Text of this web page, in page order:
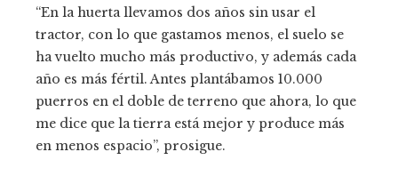
“En la huerta llevamos dos años sin usar el
tractor, con lo que gastamos menos, el suelo se
ha vuelto mucho más productivo, y además cada
año es más fértil. Antes plantábamos 10.000
puerros en el doble de terreno que ahora, lo que
me dice que la tierra está mejor y produce más
en menos espacio”, prosigue.